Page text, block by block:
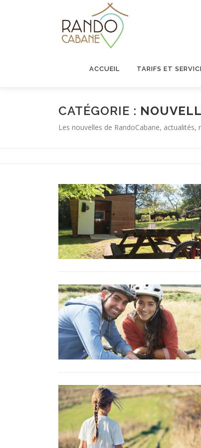
ACCUEIL TARIFS ET
CATÉGORIE :
Les nouvelles de RandoCabane,